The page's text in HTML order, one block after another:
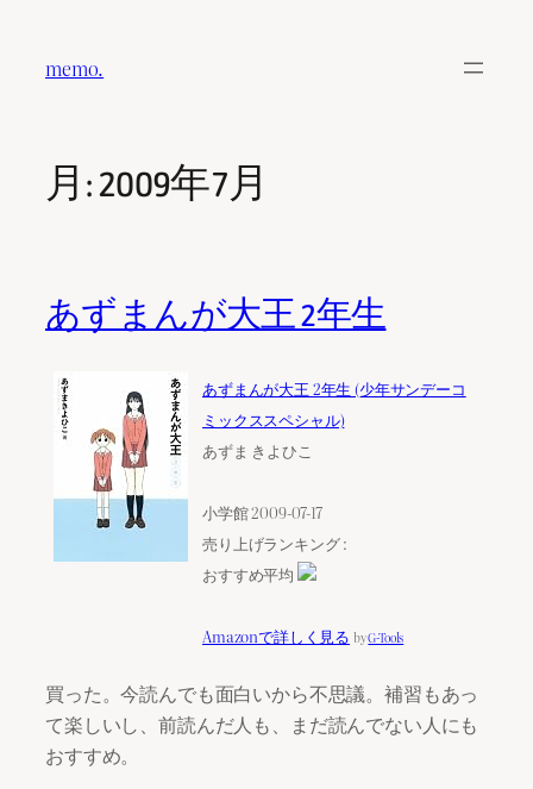
memo.
月:2009年7月
あずまんが大王 2年生
あずまんが大王 2年生 (少年サンデーコ
ミックススペシャル)
あずま きよひこ
小学館 2009-07-17
売り上げランキング :
おすすめ平均
Amazonで詳しく見る byG-Tools
買った。今読んでも面白いから不思議。補習もあっ
て楽しいし、前読んだ人も、まだ読んでない人にも
おすすめ。